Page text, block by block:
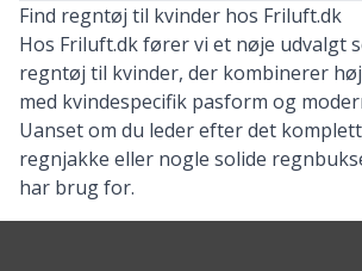
Find regntøj til kvinder hos Friluft.dk
Hos Friluft.dkførervi et nøje udvalgt
regntøj til kvinder, der kombinerer høj
med kvindespecifik pasform og
Uansetom du lederefterdet
regnjakke eller nogle solide
har brugfor.